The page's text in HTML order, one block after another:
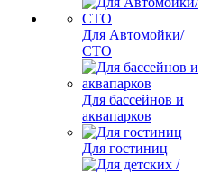
Для Автомойки/
СТО
Для бассейнов и
аквапарков
Для гостиниц